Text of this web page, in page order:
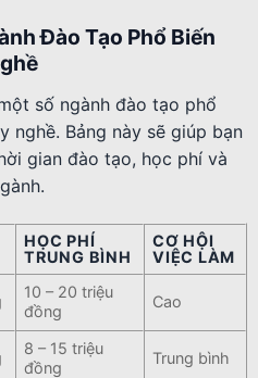
Đào Tạo Phổ Biến
số ngành đào tạo phổ
nghề. Bảng này sẽ giúp bạn
gian đào tạo, học phí và
HỌC PHÍ
TRUNG BÌNH
CƠ HỘI
VIỆC LÀM
10 – 20 triệu
đồng
Cao
8 – 15 triệu
đồng
Trung bình